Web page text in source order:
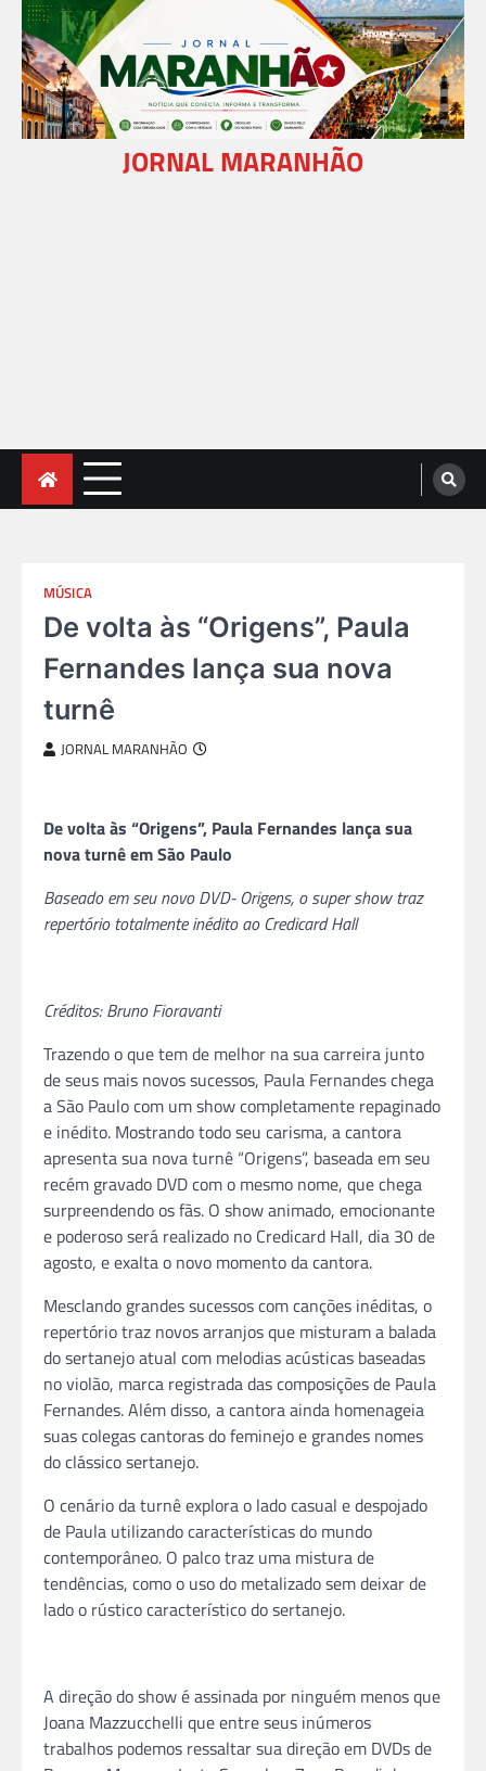
Skip
content
JORNAL MARANHÃO
MÚSICA
De volta às “Origens”, Paula
Fernandes lança sua nova
turnê
JORNAL MARANHÃO
De volta às “Origens”, Paula Fernandes lança sua
nova turnê em São Paulo
Baseado em seu novo DVD- Origens, o super show traz
repertório totalmente inédito ao Credicard Hall
Créditos: Bruno Fioravanti
Trazendo o que tem de melhor na sua carreira junto
de seus mais novos sucessos, Paula Fernandes chega
a São Paulo com um show completamente repaginado
e inédito. Mostrando todo seu carisma, a cantora
apresenta sua nova turnê “Origens”, baseada em seu
recém gravado DVD com o mesmo nome, que chega
surpreendendo os fãs. O show animado, emocionante
e poderoso será realizado no Credicard Hall, dia 30 de
agosto, e exalta o novo momento da cantora.
Mesclando grandes sucessos com canções inéditas, o
repertório traz novos arranjos que misturam a balada
do sertanejo atual com melodias acústicas baseadas
no violão, marca registrada das composições de Paula
Fernandes. Além disso, a cantora ainda homenageia
suas colegas cantoras do feminejo e grandes nomes
do clássico sertanejo.
O cenário da turnê explora o lado casual e despojado
de Paula utilizando características do mundo
contemporâneo. O palco traz uma mistura de
tendências, como o uso do metalizado sem deixar de
lado o rústico característico do sertanejo.
A direção do show é assinada por ninguém menos que
Joana Mazzucchelli que entre seus inúmeros
trabalhos podemos ressaltar sua direção em DVDs de